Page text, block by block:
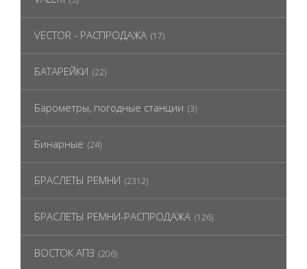
VECTOR - РАСПРОДАЖА (17)
БАТАРЕЙКИ (22)
Барометры, погодные станции (3)
Бинарные (24)
БРАСЛЕТЫ РЕМНИ (2312)
БРАСЛЕТЫ РЕМНИ-РАСПРОДАЖА (126)
ВОСТОК АПЗ (206)